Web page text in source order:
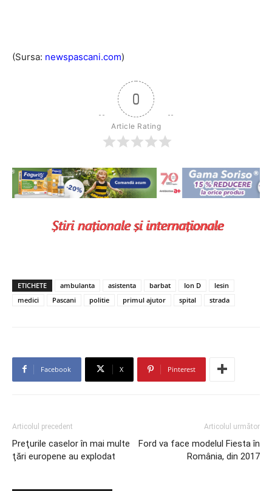
(Sursa: newspascani.com)
0
Article Rating
ETICHETE ambulanta asistenta barbat Ion D
lesin
medici
Pascani politie primul ajutor spital strada
Facebook X Pinterest
Articolul precedent
Preţurile caselor în mai multe
ţări europene au explodat
Articolul următor
Ford va face modelul Fiesta în
România, din 2017